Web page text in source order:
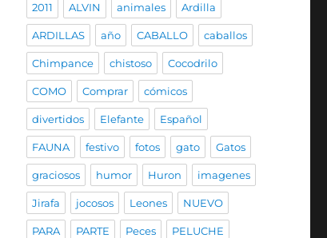
2011 ALVIN animales Ardilla
ARDILLAS año CABALLO caballos
Chimpance chistoso Cocodrilo
COMO Comprar cómicos
divertidos Elefante Español
FAUNA festivo fotos gato Gatos
graciosos humor Huron imagenes
Jirafa jocosos Leones NUEVO
PARA PARTE Peces PELUCHE